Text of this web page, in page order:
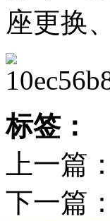
座更换
标签：
上一篇：
下一篇：